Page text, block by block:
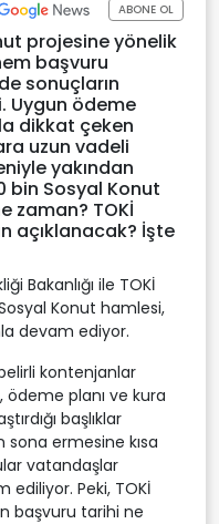
ABONE OL
projesine yönelik
başvuru
sonuçların
Uygun ödeme
dikkat çeken
uzun vadeli
yakından
bin Sosyal Konut
zaman? TOKİ
açıklanacak? İşte
Bakanlığı ile TOKİ
Konut hamlesi,
devam ediyor.
kontenjanlar
ödeme planı ve kura
başlıklar
sona ermesine kısa
vatandaşlar
ediliyor. Peki, TOKİ
başvuru tarihi ne